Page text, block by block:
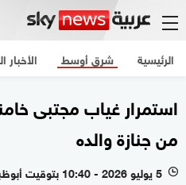
الرئيسية الأخبار شرق أوسط
استمرار غياب مجتبى
من جنازة والده
l 5 يوليو 2026 - 10:40 بتوقيت أبوظبي